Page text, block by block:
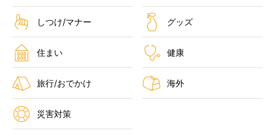
しつけ/マナー グッズ
住まい 健康
旅行/おでかけ 海外
災害対策